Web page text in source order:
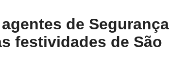
de Segurança
festividades de São